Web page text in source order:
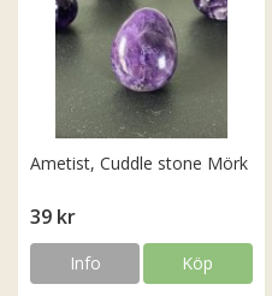
Ametist, Cuddle stone Mörk
39 kr
Info Köp